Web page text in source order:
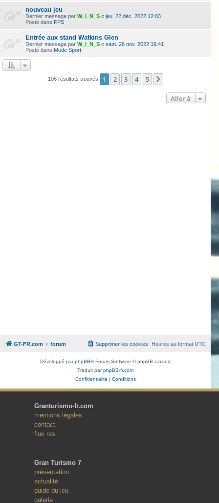
nouveau jeu
Dernier message par W_I_N_S « jeu. 22 déc. 2022 12:03
Posté dans FPS
Entrée aux stand Watkins Glen
Dernier message par W_I_N_S « sam. 26 nov. 2022 19:41
Posté dans Mode Sport
106 résultats trouvés 1 2 3 4 5
Aller à
GT-FR.com forum Heures au formatUTC
Supprimer les cookies
Développé parphpBB® Forum Software © phpBB Limited
Traduit parphpBB-fr.com
Confidentialité | Conditions
Granturismo-fr.com
mentions légales
contact
flux rss
Gran Turismo 7
présentation
actualité
guide du jeu
galerie